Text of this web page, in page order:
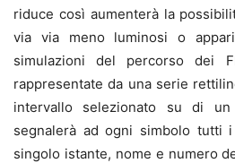
riduce così aumenterà la
via via meno luminosi o
simulazioni del percorso dei
rappresentate da una serie
intervallo selezionato su di
segnalerà ad ogni simbolo tutti
singolo istante, nome e numero